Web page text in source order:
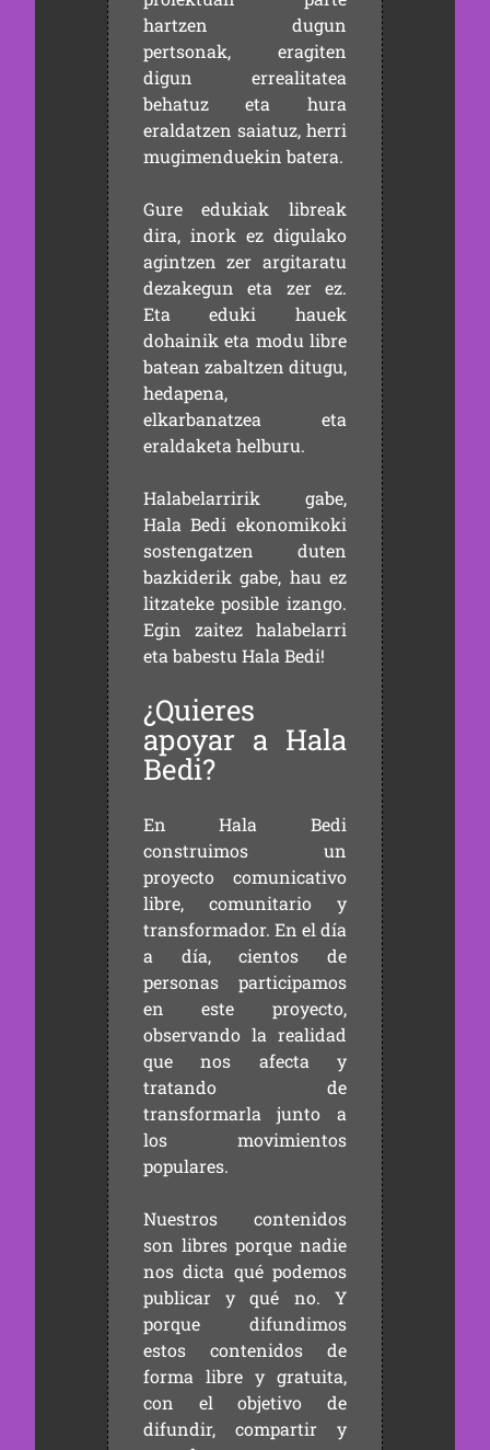
hartzen dugun
pertsonak, eragiten
digun errealitatea
behatuz eta hura
eraldatzen saiatuz, herri
mugimenduekin batera.
Gure edukiak libreak
dira, inork ez digulako
agintzen zer argitaratu
dezakegun eta zer ez.
Eta eduki hauek
dohainik eta modu libre
batean zabaltzen ditugu,
hedapena,
elkarbanatzea eta
eraldaketa helburu.
Halabelarririk gabe,
Hala Bedi ekonomikoki
sostengatzen duten
bazkiderik gabe, hau ez
litzateke posible izango.
Egin zaitez halabelarri
eta babestu Hala Bedi!
¿Quieres
apoyar a Hala
Bedi?
En Hala Bedi
construimos un
proyecto comunicativo
libre, comunitario y
transformador. En el día
a día, cientos de
personas participamos
en este proyecto,
observando la realidad
que nos afecta y
tratando de
transformarla junto a
los movimientos
populares.
Nuestros contenidos
son libres porque nadie
nos dicta qué podemos
publicar y qué no. Y
porque difundimos
estos contenidos de
forma libre y gratuita,
con el objetivo de
difundir, compartir y